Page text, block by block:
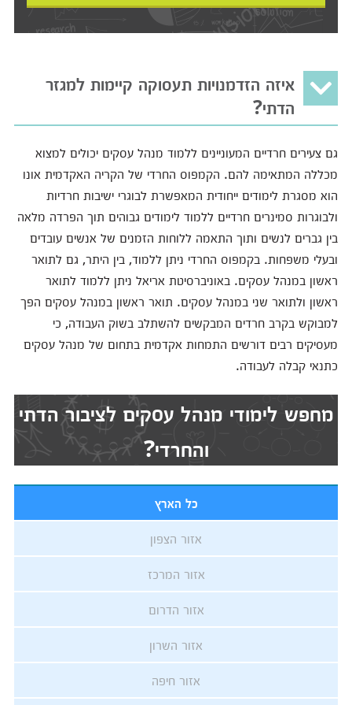
איזה הזדמנויות תעסוקה קיימות למגזר
הדתי?
גם צעירים חרדיים המעוניינים ללמוד מנהל עסקים יכולים למצוא
מכללה המתאימה להם. הקמפוס החרדי של הקריה האקדמית אונו
הוא מסגרת לימודים ייחודית המאפשרת לבוגרי ישיבות חרדיות
ולבוגרות סמינרים חרדיים ללמוד לימודים גבוהים תוך הפרדה מלאה
בין גברים לנשים ותוך התאמה ללוחות הזמנים של אנשים עובדים
ובעלי משפחות. בקמפוס החרדי ניתן ללמוד, בין היתר, גם לתואר
ראשון במנהל עסקים. באוניברסיטת אריאל ניתן ללמוד לתואר
ראשון ולתואר שני במנהל עסקים. תואר ראשון במנהל עסקים הפך
למבוקש בקרב חרדים המבקשים להשתלב בשוק העבודה, כי
מעסיקים רבים דורשים התמחות אקדמית בתחום של מנהל עסקים
כתנאי קבלה לעבודה.
מחפש לימודי מנהל עסקים לציבור הדתי
והחרדי?
כל הארץ
אזור הצפון
אזור המרכז
אזור הדרום
אזור השרון
אזור חיפה